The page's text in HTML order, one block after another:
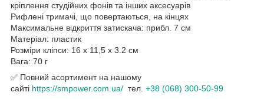
кріплення студійних фонів та інших аксесуарів
Рифлені тримачі, що повертаються, на кінцях
Максимальне відкриття затискача: прибл. 7 см
Матеріал: пластик
Розміри кліпси: 16 х 11,5 х 3.2 см
Вага: 70 г
✅ Повний асортимент на нашому
сайті https://smpower.com.ua/ тел. +38 (068) 300-50-99